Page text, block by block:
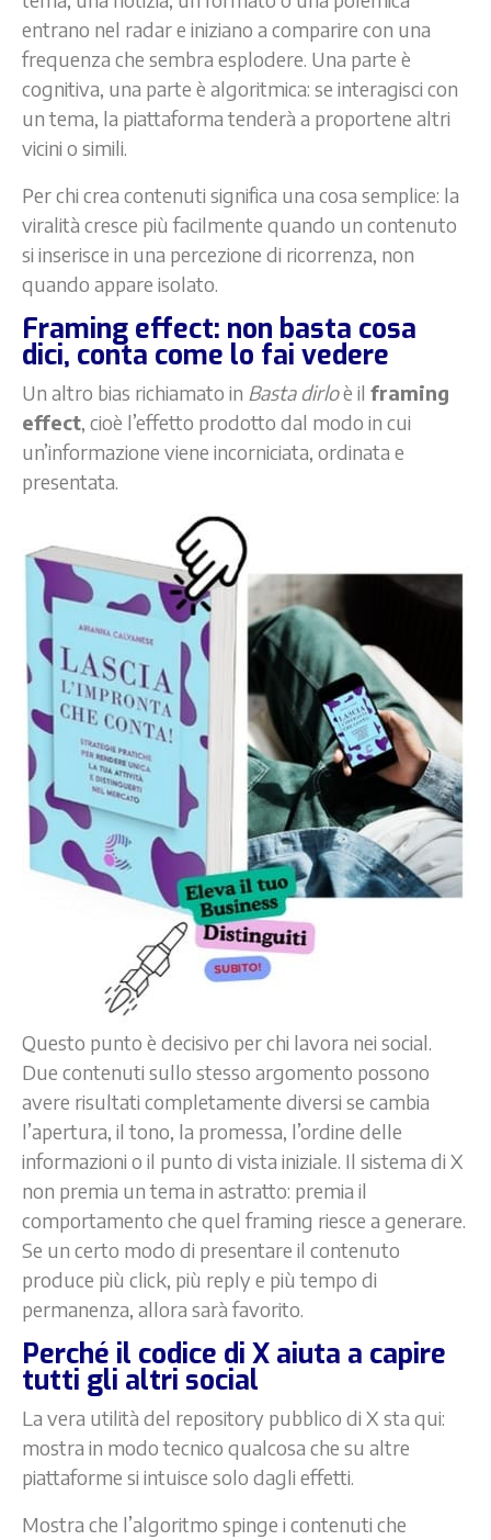
entrano nel radar e iniziano a comparire con una
frequenza che sembra esplodere. Una parte è
cognitiva, una parte è algoritmica: se interagisci con
un tema, la piattaforma tenderà a proportene altri
vicini o simili.
Per chi crea contenuti significa una cosa semplice: la
viralità cresce più facilmente quando un contenuto
si inserisce in una percezione di ricorrenza, non
quando appare isolato.
Framing effect: non basta cosa
dici, conta come lo fai vedere
Un altro bias richiamato in Basta dirloè il framing
effect, cioè l’effetto prodotto dal modo in cui
un’informazione viene incorniciata, ordinata e
presentata.
Questo punto è decisivo per chi lavora nei social.
Due contenuti sullo stesso argomento possono
avere risultati completamente diversi se cambia
l’apertura, il tono, la promessa, l’ordine delle
informazioni o il punto di vista iniziale. Il sistema di X
non premia un tema in astratto: premia il
comportamento che quel framing riesce a generare.
Se un certo modo di presentare il contenuto
produce più click, più reply e più tempo di
permanenza, allora sarà favorito.
Perché il codice di X aiuta a capire
tutti gli altri social
La vera utilità del repository pubblico di X sta qui:
mostra in modo tecnico qualcosa che su altre
piattaforme si intuisce solo dagli effetti.
Mostra che l’algoritmo spinge i contenuti che